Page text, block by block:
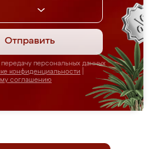
Отправить
персональных данных
конфиденциальности
соглашению